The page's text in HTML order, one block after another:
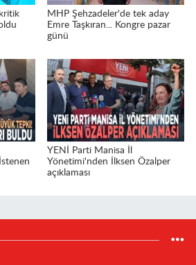
MHP Şehzadeler'de tek aday
Emre Taşkıran... Kongre pazar
günü
YENİ Parti Manisa İl
Yönetimi'nden İlksen Özalper
açıklaması